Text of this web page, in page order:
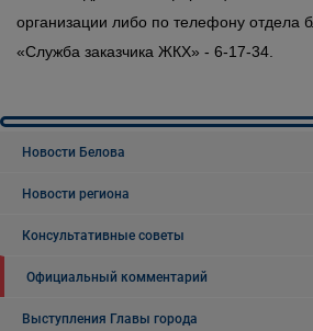
организации либо по телефону отдела
«Служба заказчика ЖКХ» - 6-17-34.
Новости Белова
Новости региона
Консультативные советы
Официальный комментарий
Выступления Главы города